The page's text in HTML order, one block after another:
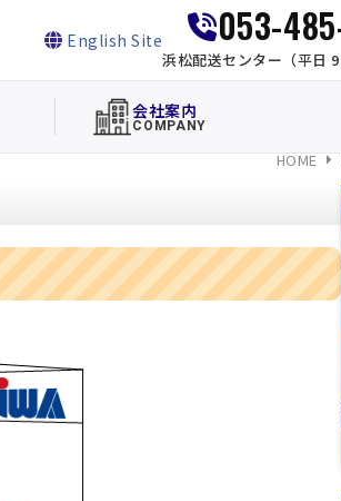
English Site 053-
浜松配送センター（平日
会社案内
COMPANY
HOME